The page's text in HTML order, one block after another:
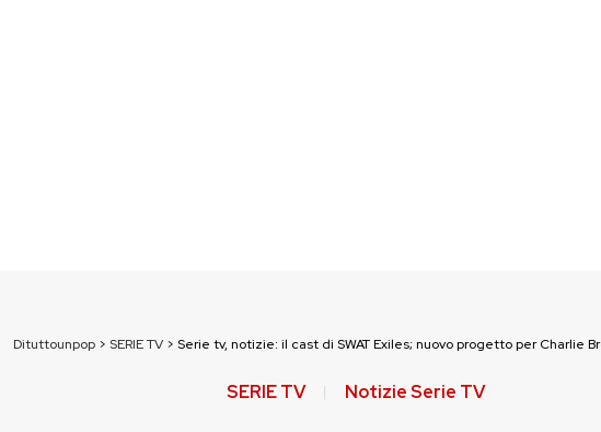
Dituttounpop > SERIE TV > Serie tv, notizie: il cast di SWAT Exiles; nuovo progetto per Charlie
SERIE TV Notizie Serie TV